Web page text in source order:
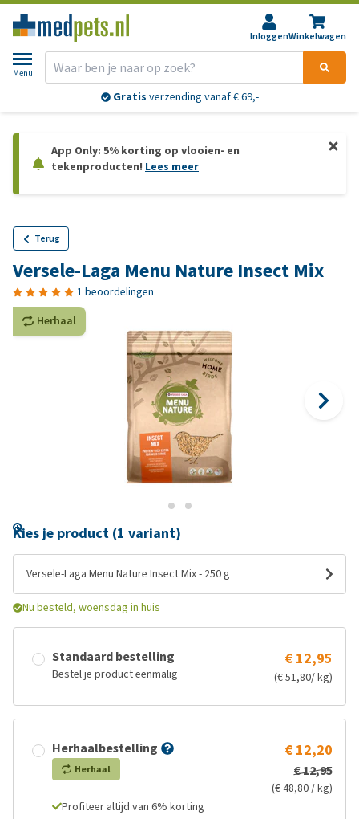
InloggenWinkelwagen
Menu
Gratis verzending vanaf € 69,-
App Only: 5% korting op vlooien- en
tekenproducten! Lees meer
Terug
Versele-Laga Menu Nature Insect Mix
1 beoordelingen
Herhaal
Kies je product (1 variant)
Versele-Laga Menu Nature Insect Mix - 250 g
Nu besteld, woensdag in huis
Standaard bestelling
Bestel je product eenmalig
€ 12,95
(€ 51,80/ kg)
Herhaalbestelling
Herhaal
€ 12,20
€ 12,95
(€ 48,80 / kg)
Profiteer altijd van 6% korting